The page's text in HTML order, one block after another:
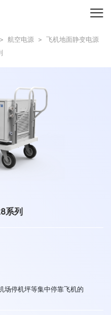
> 航空电源 > 飞机地面静变电源
系列
场停机坪等集中停靠飞机的